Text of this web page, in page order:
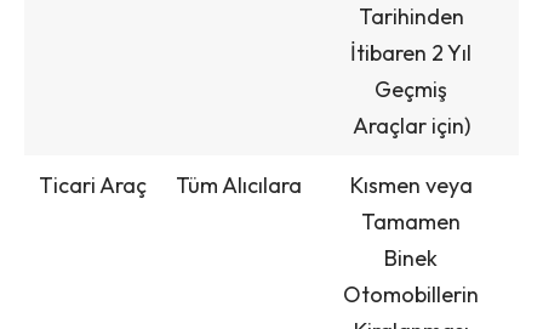
Tarihinden
İtibaren 2 Yıl
Geçmiş
Araçlar için)
Ticari Araç Tüm Alıcılara
Kısmen veya
Tamamen
Binek
Otomobillerin